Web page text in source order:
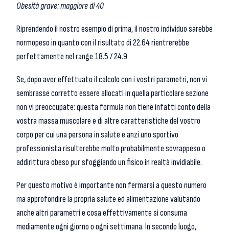
Obesità grave: maggiore di 40
Riprendendo il nostro esempio di prima, il nostro individuo sarebbe
normopeso in quanto con il risultato di 22.64 rientrerebbe
perfettamente nel range 18.5 / 24.9
Se, dopo aver effettuato il calcolo con i vostri parametri, non vi
sembrasse corretto essere allocati in quella particolare sezione
non vi preoccupate: questa formula non tiene infatti conto della
vostra massa muscolare e di altre caratteristiche del vostro
corpo per cui una persona in salute e anzi uno sportivo
professionista risulterebbe molto probabilmente sovrappeso o
addirittura obeso pur sfoggiando un fisico in realtà invidiabile.
Per questo motivo è importante non fermarsi a questo numero
ma approfondire la propria salute ed alimentazione valutando
anche altri parametri e cosa effettivamente si consuma
mediamente ogni giorno o ogni settimana. In secondo luogo,